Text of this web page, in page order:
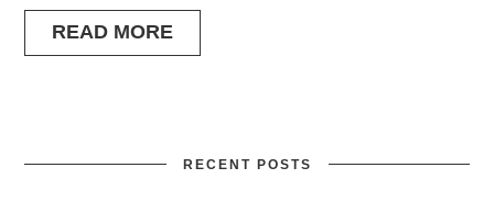
READ MORE
RECENT POSTS